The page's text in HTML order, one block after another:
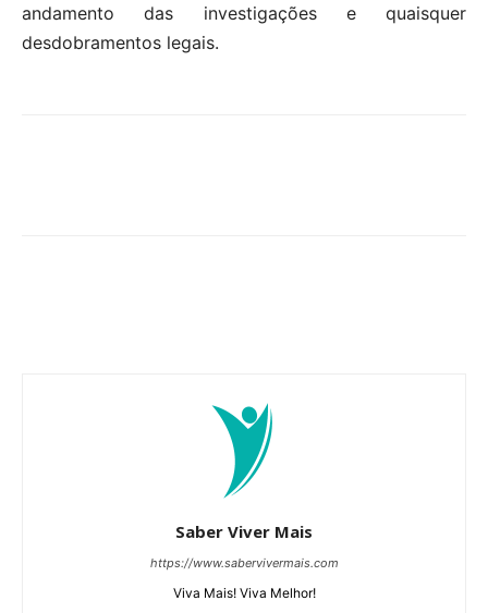
andamento das investigações e quaisquer
desdobramentos legais.
Saber Viver Mais
https://www.sabervivermais.com
Viva Mais! Viva Melhor!